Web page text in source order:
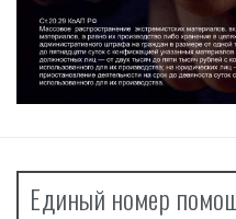
Единый номер